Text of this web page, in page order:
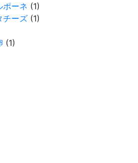
ポーネ (1)
チーズ (1)
(1)